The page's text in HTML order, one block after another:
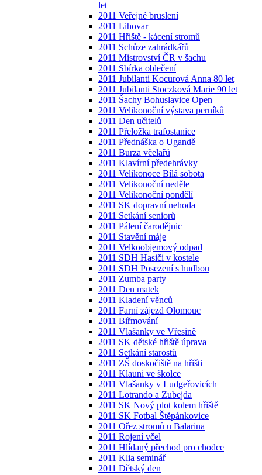
let
2011 Veřejné bruslení
2011 Lihovar
2011 Hřiště - kácení stromů
2011 Schůze zahrádkářů
2011 Mistrovství ČR v šachu
2011 Sbírka oblečení
2011 Jubilanti Kocurová Anna 80 let
2011 Jubilanti Stoczková Marie 90 let
2011 Šachy Bohuslavice Open
2011 Velikonoční výstava perníků
2011 Den učitelů
2011 Přeložka trafostanice
2011 Přednáška o Ugandě
2011 Burza včelařů
2011 Klavírní předehrávky
2011 Velikonoce Bílá sobota
2011 Velikonoční neděle
2011 Velikonoční pondělí
2011 SK dopravní nehoda
2011 Setkání seniorů
2011 Pálení čarodějnic
2011 Stavění máje
2011 Velkoobjemový odpad
2011 SDH Hasiči v kostele
2011 SDH Posezení s hudbou
2011 Zumba party
2011 Den matek
2011 Kladení věnců
2011 Farní zájezd Olomouc
2011 Biřmování
2011 Vlašanky ve Vřesině
2011 SK dětské hřiště úprava
2011 Setkání starostů
2011 ZŠ doskočiště na hřišti
2011 Klauni ve školce
2011 Vlašanky v Ludgeřovicích
2011 Lotrando a Zubejda
2011 SK Nový plot kolem hřiště
2011 SK Fotbal Štěpánkovice
2011 Ořez stromů u Balarina
2011 Rojení včel
2011 Hlídaný přechod pro chodce
2011 Klia seminář
2011 Dětský den